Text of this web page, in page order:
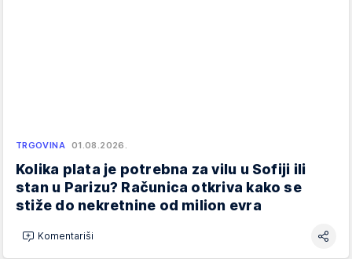
TRGOVINA 01.08.2026.
Kolika plata je potrebna za vilu u Sofiji ili
stan u Parizu? Računica otkriva kako se
stiže do nekretnine od milion evra
Komentariši